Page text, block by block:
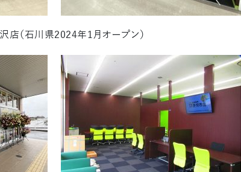
店（石川県2024年1月オープン）